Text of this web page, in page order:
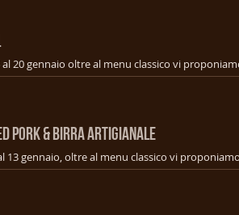
PORK & BIRRA ARTIGIANALE